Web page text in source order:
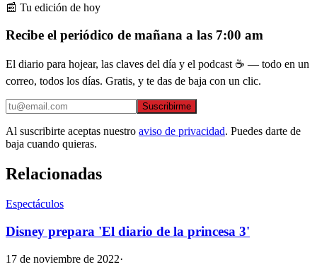
📰 Tu edición de hoy
Recibe el periódico de mañana a las 7:00 am
El diario para hojear, las claves del día y el podcast ☕ — todo en un
correo, todos los días. Gratis, y te das de baja con un clic.
Suscribirme
Al suscribirte aceptas nuestro aviso de privacidad. Puedes darte de
baja cuando quieras.
Relacionadas
Espectáculos
Disney prepara 'El diario de la princesa 3'
17 de noviembre de 2022·